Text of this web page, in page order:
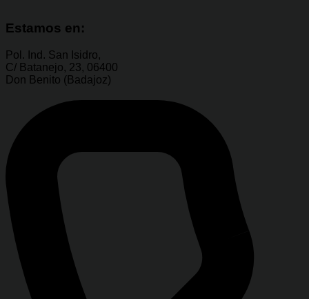
Estamos en:
Pol. Ind. San Isidro,
C/ Batanejo, 23, 06400
Don Benito (Badajoz)